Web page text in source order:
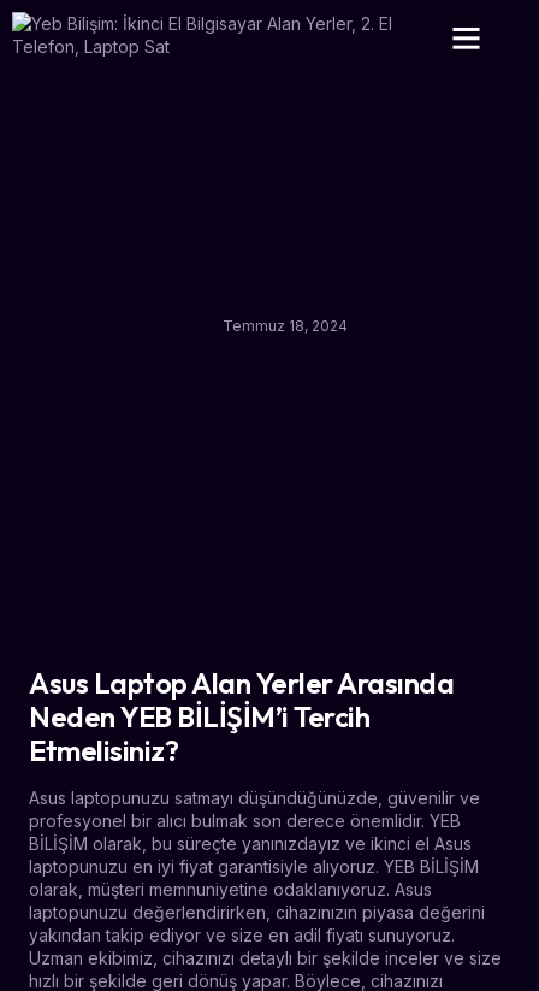
Temmuz 18, 2024
Asus Laptop Alan Yerler Arasında
Neden YEB BİLİŞİM’i Tercih
Etmelisiniz?
Asus laptopunuzu satmayı düşündüğünüzde, güvenilir ve
profesyonel bir alıcı bulmak son derece önemlidir. YEB
BİLİŞİM olarak, bu süreçte yanınızdayız ve ikinci el Asus
laptopunuzu en iyi fiyat garantisiyle alıyoruz. YEB BİLİŞİM
olarak, müşteri memnuniyetine odaklanıyoruz. Asus
laptopunuzu değerlendirirken, cihazınızın piyasa değerini
yakından takip ediyor ve size en adil fiyatı sunuyoruz.
Uzman ekibimiz, cihazınızı detaylı bir şekilde inceler ve size
hızlı bir şekilde geri dönüş yapar. Böylece, cihazınızı